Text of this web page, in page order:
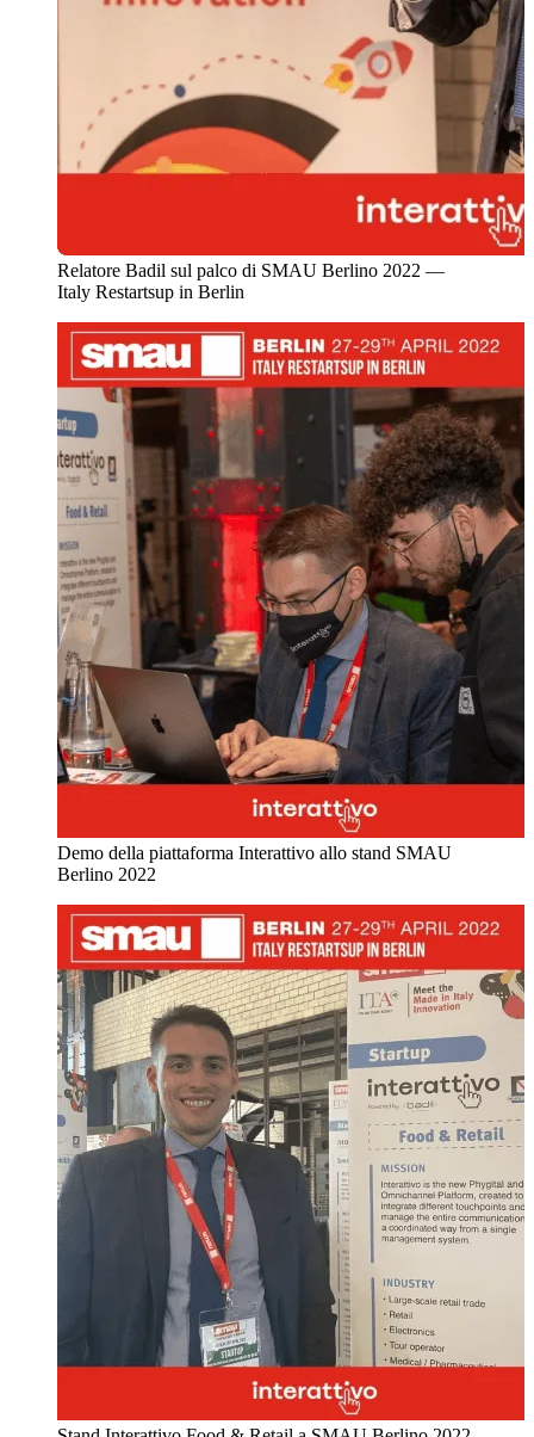
Relatore Badil sul palco di SMAU Berlino 2022 —
Italy Restartsup in Berlin
Demo della piattaforma Interattivo allo stand SMAU
Berlino 2022